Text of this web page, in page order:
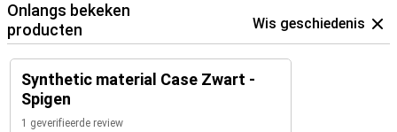
Onlangs bekeken
producten
Wis geschiedenis
Synthetic material Case Zwart -
Spigen
1 geverifieerde review